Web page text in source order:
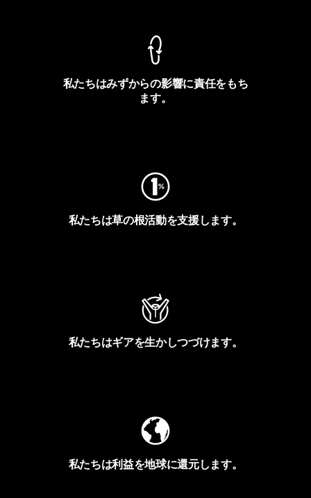
私たちはみずからの影響に責任をもち
ます。
私たちは草の根活動を支援します。
私たちはギアを生かしつづけます。
私たちは利益を地球に還元します。